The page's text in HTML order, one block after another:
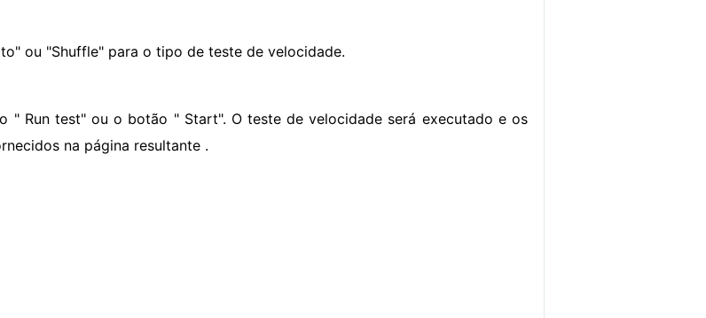
ou "Shuffle" para o tipo de teste de velocidade.
" Run test" ou o botão " Start". O teste de velocidade será executado e os
na página resultante .